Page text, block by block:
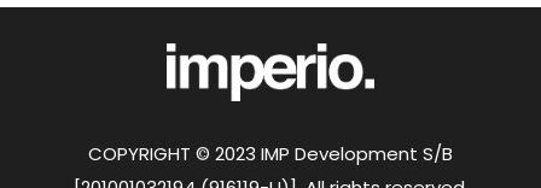
COPYRIGHT © 2023 IMP Development S/B